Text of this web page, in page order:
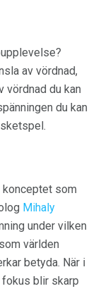
av vördnad,
vördnad du kan
du kan
konceptet som
Mihaly
under vilken
världen
betyda. När i
blir skarp